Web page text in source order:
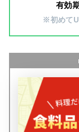
有効
※初めて